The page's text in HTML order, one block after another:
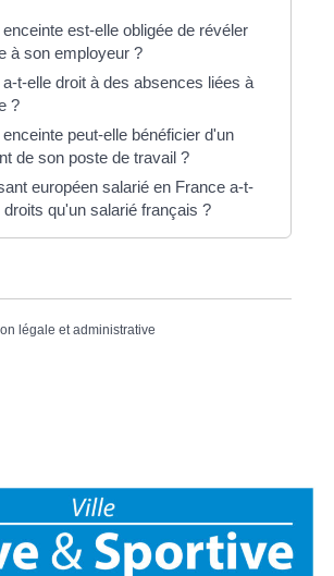
est-elle obligée de révéler
à son employeur ?
t-elle droit à des absences liées à
?
peut-elle bénéficier d'un
de son poste de travail ?
européen salarié en France a-t-
qu'un salarié français ?
légale et administrative